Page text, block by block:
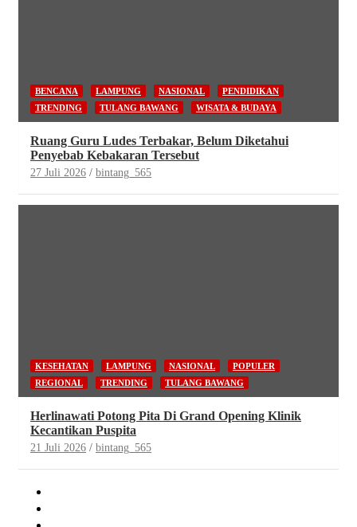
BENCANA LAMPUNG NASIONAL
PENDIDIKAN
TRENDING
TULANG BAWANG WISATA & BUDAYA
Ruang Guru Ludes Terbakar, Belum Diketahui
Penyebab Kebakaran Tersebut
27 Juli 2026 bintang_565
KESEHATAN LAMPUNG NASIONAL
POPULER
REGIONAL
TRENDING TULANG BAWANG
Herlinawati Potong Pita Di Grand Opening Klinik
Kecantikan Puspita
21 Juli 2026 bintang_565